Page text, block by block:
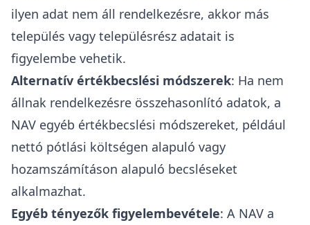
Az illeték alapja a forgalmi érték (nem a vételár)
A cserepótló vétel illetékkedvezmény
alkalmazásakor a NAV nem a lakások
vételáraira, hanem az ún.forgalmi értékükre
kíváncsi!
A fizetendő illeték alapja = a vásárolt lakás
forgalmi értéke – az eladott lakás forgalmi
értéke
A NAV az ingatlan forgalmi értékének
megállapításához több módszert is alkalmazhat: